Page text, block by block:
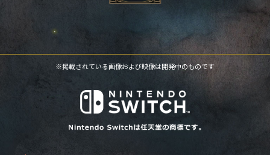
※掲載されている画像および映像は開発中のものです